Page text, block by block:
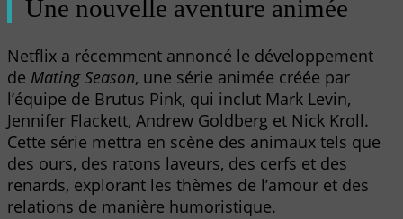
Une nouvelle aventure animée
Netflix a récemment annoncé le développement
de Mating Season, une série animée créée par
l’équipe de Brutus Pink, qui inclut Mark Levin,
Jennifer Flackett, Andrew Goldberg et Nick Kroll.
Cette série mettra en scène des animaux tels que
des ours, des ratons laveurs, des cerfs et des
renards, explorant les thèmes de l’amour et des
relations de manière humoristique.